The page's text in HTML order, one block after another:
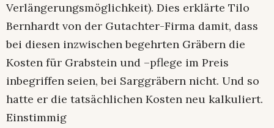
Verlängerungsmöglichkeit). Dies erklärte Tilo
Bernhardt von der Gutachter-Firma damit, dass
bei diesen inzwischen begehrten Gräbern die
Kosten für Grabstein und –pflege im Preis
inbegriffen seien, bei Sarggräbern nicht. Und so
hatte er die tatsächlichen Kosten neu kalkuliert.
Einstimmig